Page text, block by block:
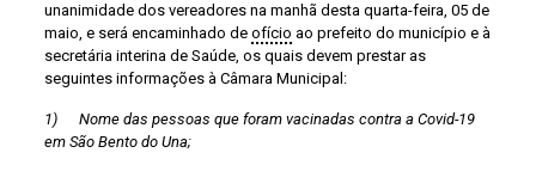
unanimidade dos vereadores na manhã desta quarta-feira, 05 de
maio, e será encaminhado de ofício ao prefeito do município e à
secretária interina de Saúde, os quais devem prestar as
seguintes informações à Câmara Municipal:
1) Nome das pessoas que foram vacinadas contra a Covid-19
em São Bento do Una;